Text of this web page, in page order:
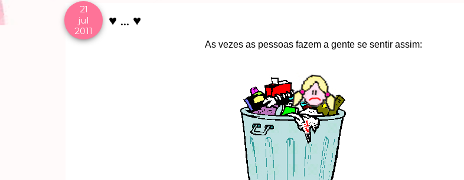
21
jul
2011
♥ ... ♥
As vezes as pessoas fazem a gente se sentir assim: